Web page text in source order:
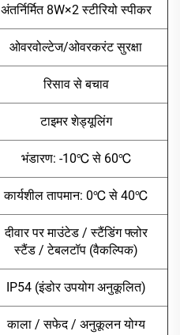
अंतर्निर्मित 8W×2 स्टीरियो स्पीकर
ओवरवोल्टेज/ओवरकरंट सुरक्षा
रिसाव से बचाव
टाइमर शेड्यूलिंग
भंडारण: -10℃ से 60℃
कार्यशील तापमान: 0℃ से 40℃
दीवार पर माउंटेड / स्टैंडिंग फ्लोर
स्टैंड / टेबलटॉप (वैकल्पिक)
IP54 (इंडोर उपयोग अनुकूलित)
काला / सफेद / अनुकूलन योग्य